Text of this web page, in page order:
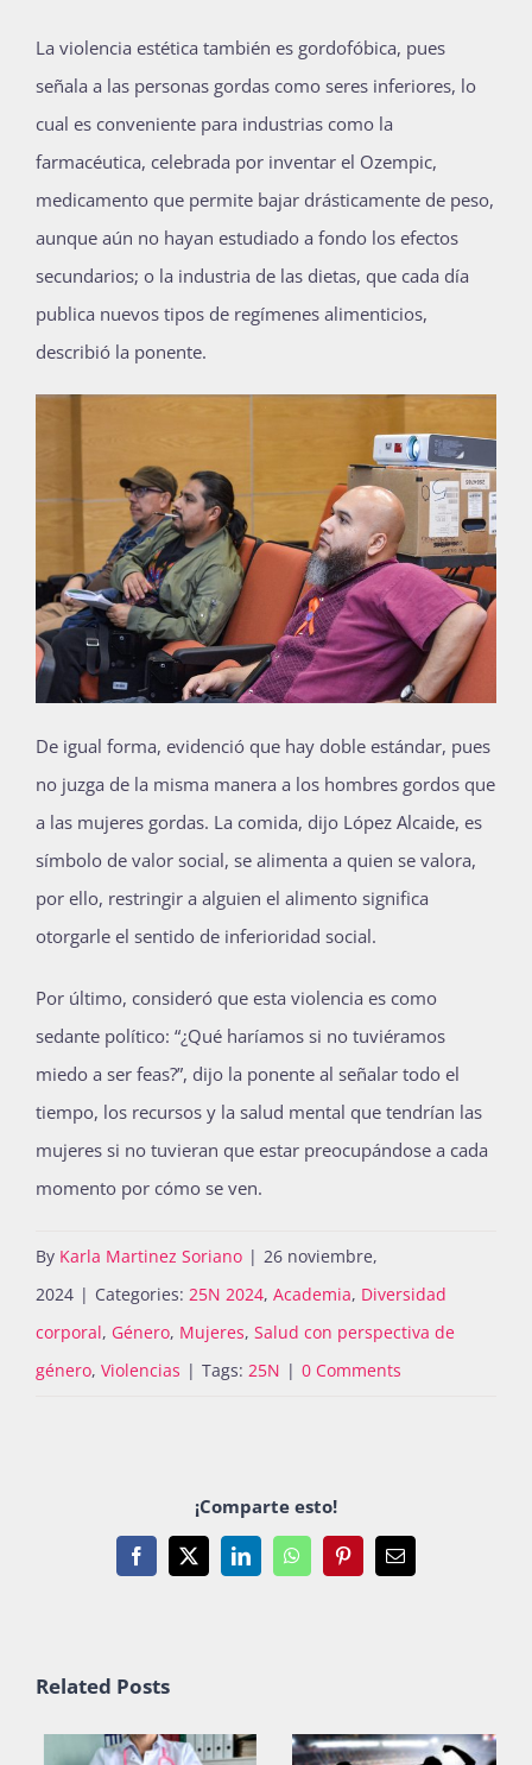
La violencia estética también es gordofóbica, pues
señala a las personas gordas como seres inferiores, lo
cual es conveniente para industrias como la
farmacéutica, celebrada por inventar el Ozempic,
medicamento que permite bajar drásticamente de peso,
aunque aún no hayan estudiado a fondo los efectos
secundarios; o la industria de las dietas, que cada día
publica nuevos tipos de regímenes alimenticios,
describió la ponente.
De igual forma, evidenció que hay doble estándar, pues
no juzga de la misma manera a los hombres gordos que
a las mujeres gordas. La comida, dijo López Alcaide, es
símbolo de valor social, se alimenta a quien se valora,
por ello, restringir a alguien el alimento significa
otorgarle el sentido de inferioridad social.
Por último, consideró que esta violencia es como
sedante político: “¿Qué haríamos si no tuviéramos
miedo a ser feas?”, dijo la ponente al señalar todo el
tiempo, los recursos y la salud mental que tendrían las
mujeres si no tuvieran que estar preocupándose a cada
momento por cómo se ven.
By Karla Martinez Soriano | 26 noviembre,
2024 | Categories: 25N 2024, Academia, Diversidad
corporal, Género, Mujeres, Salud con perspectiva de
género, Violencias | Tags: 25N | 0 Comments
¡Comparte esto!
Facebook
X LinkedInWhatsAppPinterestEmail
Related Posts